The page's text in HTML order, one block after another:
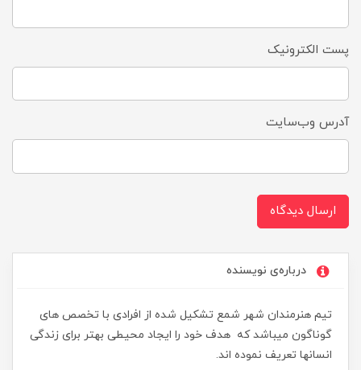
پست الکترونیک
آدرس وب‌سایت
ارسال دیدگاه
درباره‌ی نویسنده
تیم هنرمندان شهر شمع تشکیل شده از افرادی با تخصص های
گوناگون میباشد که هدف خود را ایجاد محیطی بهتر برای زندگی
انسانها تعریف نموده اند.